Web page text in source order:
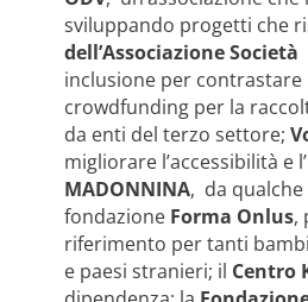
sviluppando progetti che
dell’Associazione
inclusione per contrastare
crowdfunding per la
da enti del terzo settore;
migliorare l’accessibilità e
MADONNINA, da
fondazioneForma Onlus,
riferimento per tanti
e paesi stranieri; il Centro